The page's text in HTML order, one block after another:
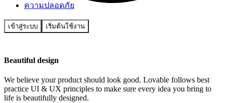
ความปลอดภัย
เข้าสู่ระบบ เริ่มต้นใช้งาน
Beautiful design
We believe your product should look good. Lovable follows best
practice UI & UX principles to make sure every idea you bring to
life is beautifully designed.